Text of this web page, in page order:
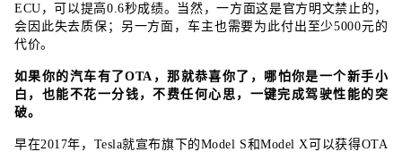
ECU，可以提高0.6秒成绩。当然，一方面这是官方明文禁止的，
会因此失去质保；另一方面，车主也需要为此付出至少5000元的
代价。
如果你的汽车有了OTA，那就恭喜你了，哪怕你是一个新手小
白，也能不花一分钱，不费任何心思，一键完成驾驶性能的突
破。
早在2017年，Tesla就宣布旗下的Model S和Model X可以获得OTA